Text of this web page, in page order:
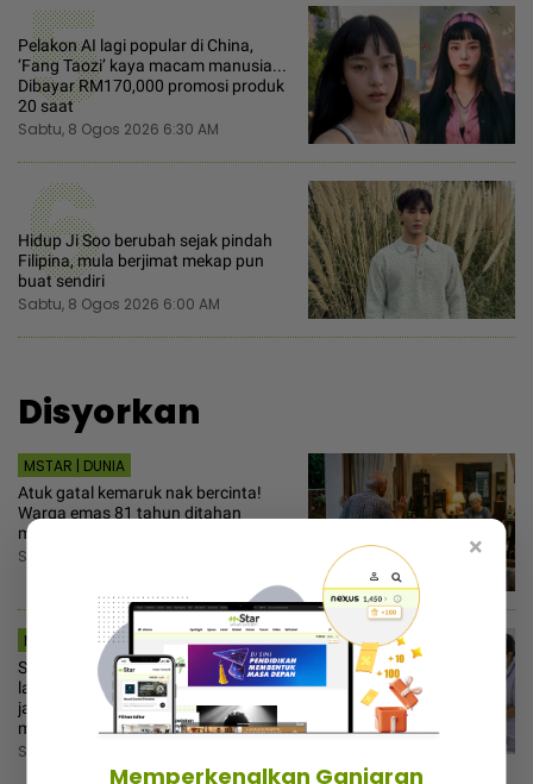
5
Pelakon AI lagi popular di China,
‘Fang Taozi’ kaya macam manusia...
Dibayar RM170,000 promosi produk
20 saat
Sabtu, 8 Ogos 2026 6:30 AM
6
Hidup Ji Soo berubah sejak pindah
Filipina, mula berjimat mekap pun
buat sendiri
Sabtu, 8 Ogos 2026 6:00 AM
Disyorkan
MSTAR | DUNIA
Atuk gatal kemaruk nak bercinta!
Warga emas 81 tahun ditahan
menghendap ‘crush’ seusia
Sabtu, 8 Ogos 2026 7:30 AM
MSTAR | VIRAL
Sayu hati tengok pesakit nak buang
lauk hospital, petugas KKM minta
jamah - “Baik bagi saya, belum
makan dari pagi”
Sabtu, 8 Ogos 2026 7:00 AM
×
Memperkenalkan Ganjaran